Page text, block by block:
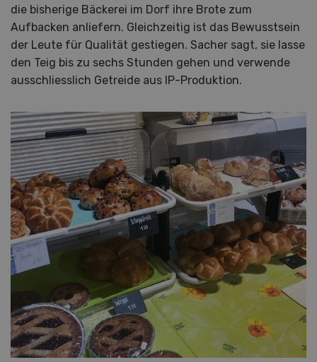
die bisherige Bäckerei im Dorf ihre Brote zum
Aufbacken anliefern. Gleichzeitig ist das Bewusstsein
der Leute für Qualität gestiegen. Sacher sagt, sie lasse
den Teig bis zu sechs Stunden gehen und verwende
ausschliesslich Getreide aus IP-Produktion.